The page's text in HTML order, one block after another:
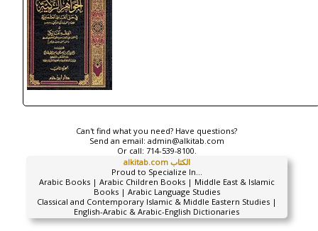
Can't find what you need? Have questions?
Send an email: admin@alkitab.com
Or call: 714-539-8100.
alkitab.com الكتاب
Proud to Specialize In...
Arabic Books | Arabic Children Books | Middle East & Islamic
Books | Arabic Language Studies
Classical and Contemporary Islamic & Middle Eastern Studies |
English-Arabic & Arabic-English Dictionaries